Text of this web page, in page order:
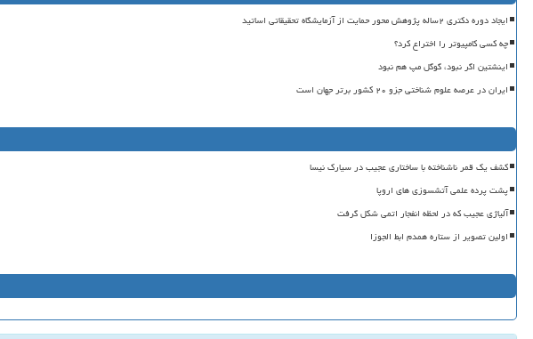
ایجاد دوره دکتری ۲ساله پژوهش محور حمایت از آزمایشگاه تحقیقاتی اساتید
چه کسی کامپیوتر را اختراع کرد؟
اینشتین اگر نبود، گوگل مپ هم نبود
ایران در عرصه علوم شناختی جزو ۲۰ کشور برتر جهان است
کشف یک قمر ناشناخته با ساختاری عجیب در سیارک نیسا
پشت پرده علمی آتشسوزی های اروپا
آلیاژی عجیب که در لحظه انفجار اتمی شکل گرفت
اولین تصویر از ستاره همدم ابط الجوزا